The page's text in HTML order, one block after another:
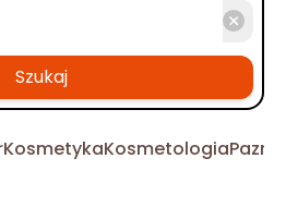
Szukaj
KosmetykaKosmetologia